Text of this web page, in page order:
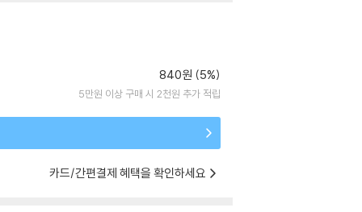
840원 (5%)
5만원 이상 구매 시 2천원 추가 적립
카드/간편결제 혜택을 확인하세요